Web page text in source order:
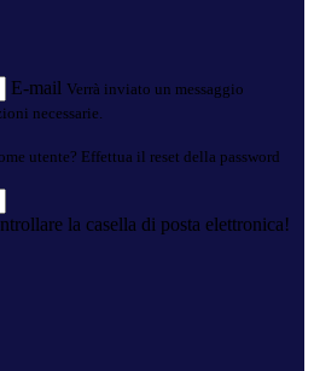
E-mail Verrà inviato un messaggio
necessarie.
utente? Effettua il reset della password
la casella di posta elettronica!